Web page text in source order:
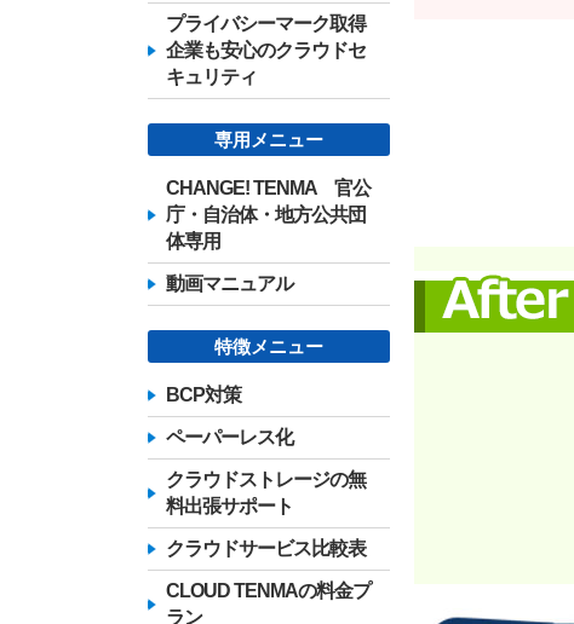
プライバシーマーク取得
企業も安心のクラウドセ
キュリティ
専用メニュー
CHANGE! TENMA 官公
庁・自治体・地方公共団
体専用
動画マニュアル
特徴メニュー
BCP対策
ペーパーレス化
クラウドストレージの無
料出張サポート
クラウドサービス比較表
CLOUD TENMAの料金プ
ラン